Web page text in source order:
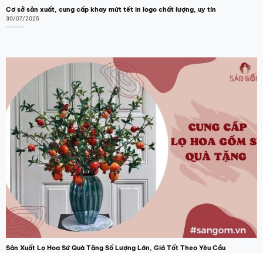
Cơ sở sản xuất, cung cấp khay mứt tết in logo chất lượng, uy tín
30/07/2025
Sản Xuất Lọ Hoa Sứ Quà Tặng Số Lượng Lớn, Giá Tốt Theo Yêu Cầu